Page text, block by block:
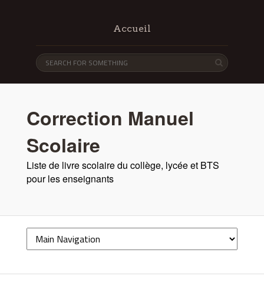
Accueil
Correction Manuel
Scolaire
Liste de livre scolaire du collège, lycée et BTS
pour les enseignants